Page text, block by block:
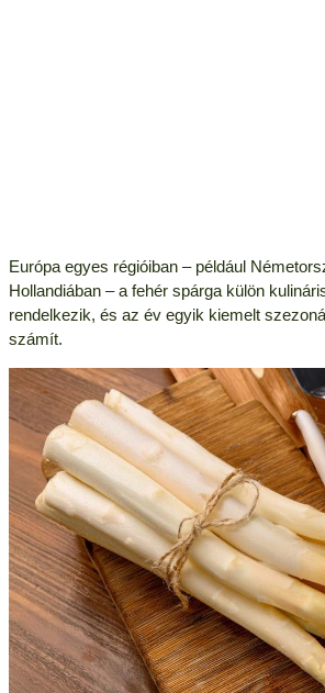
Európa egyes régióiban – például
Hollandiában – a fehér spárga külön
rendelkezik, és az év egyik kiemelt
számít.